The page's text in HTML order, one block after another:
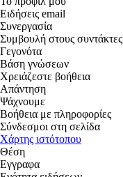
Ειδήσεις email
Συνεργασία
Συμβουλή στους συντάκτες
Γεγονότα
Βάση γνώσεων
Χρειάζεστε βοήθεια
Απάντηση
Ψάχνουμε
Βοήθεια με πληροφορίες
Σύνδεσμοι στη σελίδα
Χάρτης ιστότοπου
Θέση
Εγγραφα